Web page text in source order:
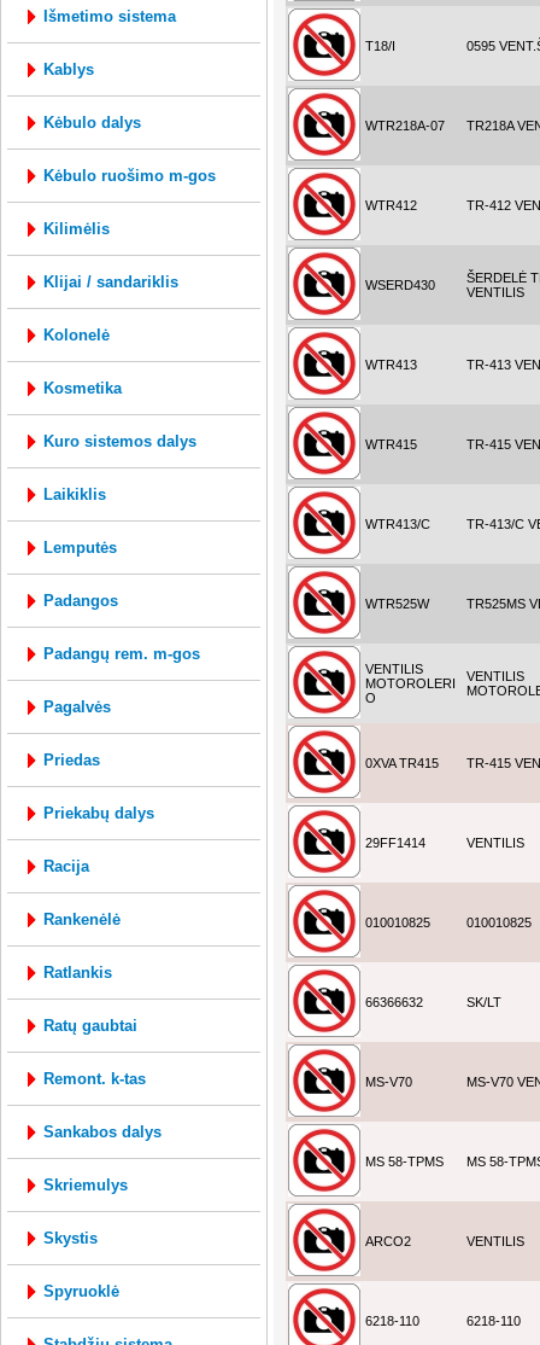
išmetimo sistema
kablys
kėbulo dalys
kėbulo ruošimo m-gos
kilimėlis
klijai / sandariklis
kolonelė
kosmetika
kuro sistemos dalys
laikiklis
lemputės
padangos
padangų rem. m-gos
pagalvės
priedas
priekabų dalys
racija
rankenėlė
ratlankis
ratų gaubtai
remont. k-tas
sankabos dalys
skriemulys
skystis
spyruoklė
T18/I 0595
WTR218A-07 TR218A
WTR412 TR-412
WSERD430
ŠERDELĖ
VENTILIS
WTR413 TR-413
WTR415 TR-415
WTR413/C TR-413/C
WTR525W TR525MS
VENTILIS
MOTOROLERI
O
VENTILIS
0XVA TR415 TR-415
29FF1414 VENTILIS
010010825 010010825
66366632 SK/LT
MS-V70 MS-V70
MS 58-TPMS MS 58-
ARCO2 VENTILIS
6218-110 6218-110